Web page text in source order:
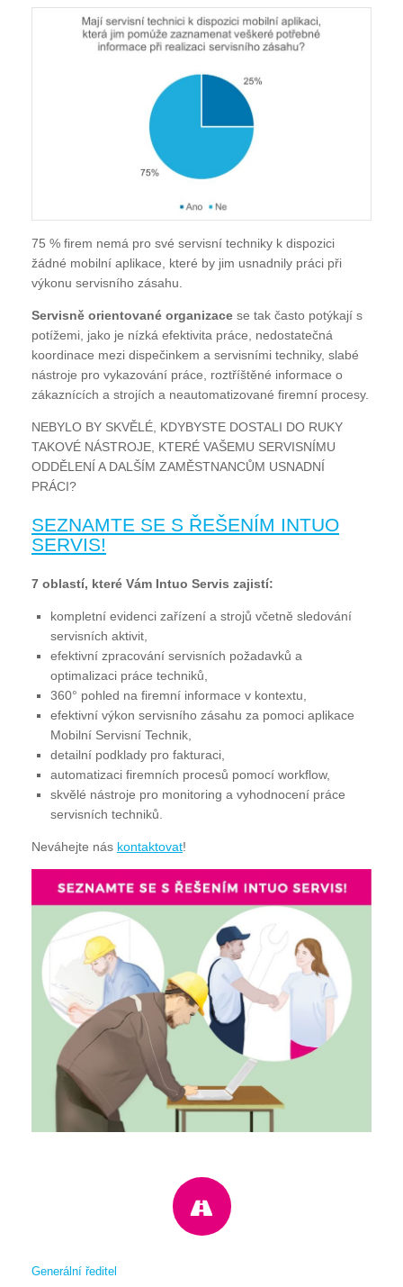
75 % firem nemá pro své servisní techniky k dispozici
žádné mobilní aplikace, které by jim usnadnily práci při
výkonu servisního zásahu.
Servisně orientované organizace se tak často potýkají s
potížemi, jako je nízká efektivita práce, nedostatečná
koordinace mezi dispečinkem a servisními techniky, slabé
nástroje pro vykazování práce, roztříštěné informace o
zákaznících a strojích a neautomatizované firemní procesy.
NEBYLO BY SKVĚLÉ, KDYBYSTE DOSTALI DO RUKY
TAKOVÉ NÁSTROJE, KTERÉ VAŠEMU SERVISNÍMU
ODDĚLENÍ A DALŠÍM ZAMĚSTNANCŮM USNADNÍ
PRÁCI?
SEZNAMTE SE S ŘEŠENÍM INTUO
SERVIS!
7 oblastí, které Vám Intuo Servis zajistí:
kompletní evidenci zařízení a strojů včetně sledování
servisních aktivit,
efektivní zpracování servisních požadavků a
optimalizaci práce techniků,
360° pohled na firemní informace v kontextu,
efektivní výkon servisního zásahu za pomoci aplikace
Mobilní Servisní Technik,
detailní podklady pro fakturaci,
automatizaci firemních procesů pomocí workflow,
skvělé nástroje pro monitoring a vyhodnocení práce
servisních techniků.
Neváhejte nás kontaktovat!
Generální ředitel